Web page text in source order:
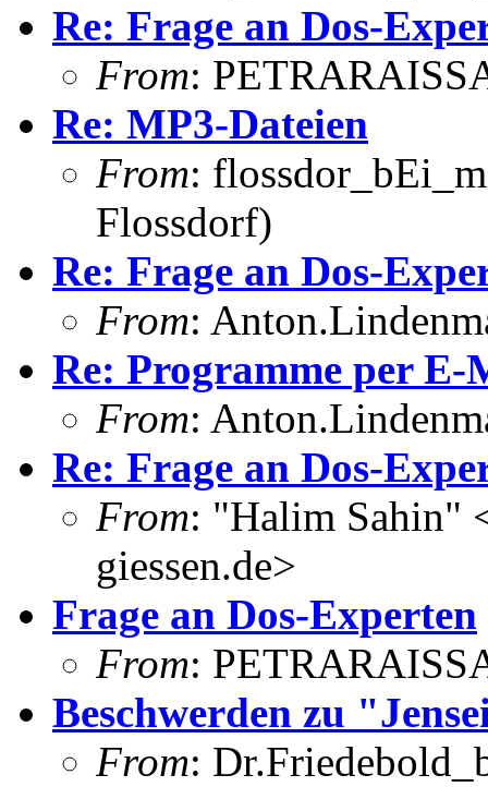
Re: Frage an Dos-
From:
Re: MP3-Dateien
From:
Flossdorf)
Re: Frage an Dos-
From:
Re: Programme per E-
From:
Re: Frage an Dos-
From: "Halim Sahin"
giessen.de>
Frage an Dos-Experten
From:
Beschwerden zu
From: